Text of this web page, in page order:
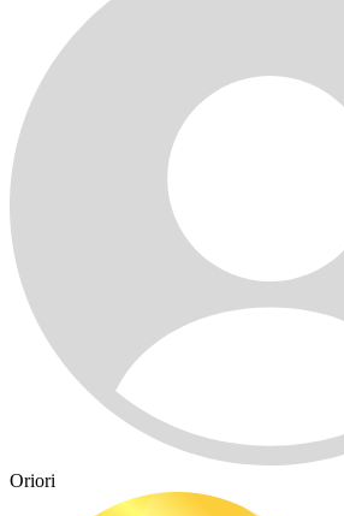
Oriori